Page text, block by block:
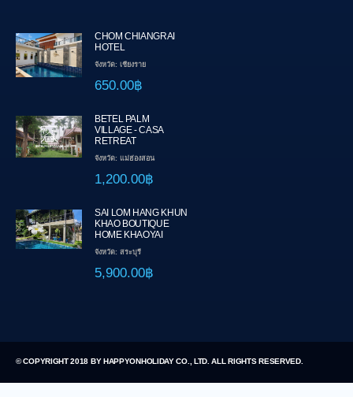
CHOM CHIANGRAI
HOTEL
จังหวัด: เชียงราย
650.00฿
BETEL PALM
VILLAGE - CASA
RETREAT
จังหวัด: แม่ฮ่องสอน
1,200.00฿
SAI LOM HANG KHUN
KHAO BOUTIQUE
HOME KHAOYAI
จังหวัด: สระบุรี
5,900.00฿
© COPYRIGHT 2018 BY HAPPYONHOLIDAY CO., LTD. ALL RIGHTS RESERVED.